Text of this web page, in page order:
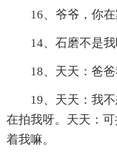
16、爷爷，你在
14、石磨不是我
18、天天：爸
19、天天：我
在拍我呀。天天：
着我嘛。